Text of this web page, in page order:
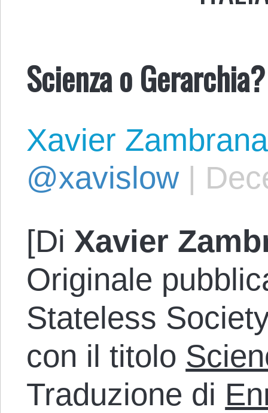
Scienza o Gerarchia?
Xavier
@xavislow|
[Di Xavier
Originale
Stateless
con il titolo
Traduzione di